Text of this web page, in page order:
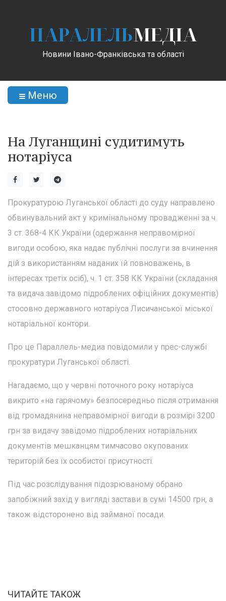
ПАРАЛЕЛЬМЕДІА
Новини Івано-Франківська та області
Меню
На Луганщині судитимуть
нотаріуса
Прокуратурою Луганської області до суду направлено
обвинувальний акт у кримінальному провадженні за ч.
3 ст. 368-4 КК України (одержання неправомірної
вигоди особою, яка надає публічні послуги за вчинення
дій з використанням наданих їй повноважень, в
інтересах третіх осіб), ч. 1 ст. 358 КК України (складання
та видача завідомо підроблених офіційних документів)
стосовно державного нотаріуса Лисичанської міської
нотаріальної контори.
Про це Параллель-медиа повідомили у прес-службі
прокуратури Луганської області.
Нагадаємо, що у червні поточного року нотаріуса
викрито «на гарячому» безпосередньо після отримання
від громадянина неправомірної вигоди в розмірі 3200
грн за видачу завідомо підроблених нотаріальних
документів мешканцям тимчасово окупованих
територій без їх особистої присутності.
Під час розслідування підозрюваному обрано
запобіжний захід у вигляді застави в сумі 14500 грн, а
також відсторонено від займаної посади.
ЧИТАЙТЕ ТАКОЖ